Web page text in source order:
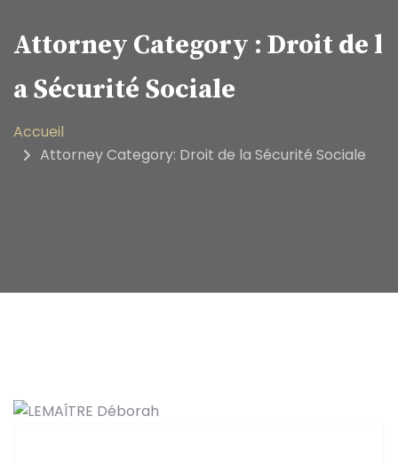
Attorney Category : Droit de l
a Sécurité Sociale
Accueil
Attorney Category: Droit de la Sécurité Sociale